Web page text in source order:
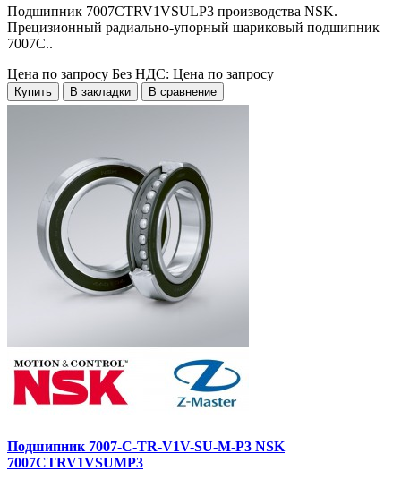
Подшипник 7007CTRV1VSULP3 производства NSK.
Прецизионный радиально-упорный шариковый подшипник
7007C..
Цена по запросу Без НДС: Цена по запросу
Купить В закладки В сравнение
Подшипник 7007-C-TR-V1V-SU-M-P3 NSK
7007CTRV1VSUMP3